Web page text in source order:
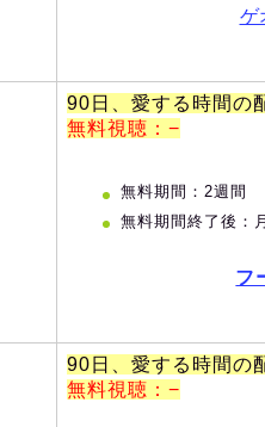
ゲ
90日、愛する時間の
無料視聴：−
無料期間：2週間
無料期間終了後：
フ
90日、愛する時間の
無料視聴：−